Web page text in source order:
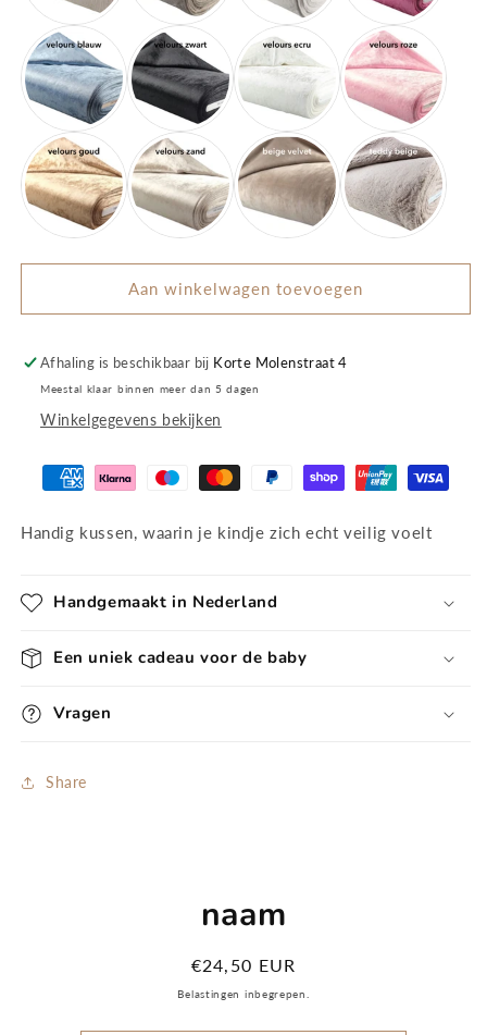
Aan winkelwagen toevoegen
Afhaling is beschikbaar bij Korte Molenstraat 4
Meestal klaar binnen meer dan 5 dagen
Winkelgegevens bekijken
Handig kussen, waarin je kindje zich echt veilig voelt
Handgemaakt in Nederland
Een uniek cadeau voor de baby
Vragen
Share
naam
Normale
prijs
€24,50 EUR
Belastingen inbegrepen.